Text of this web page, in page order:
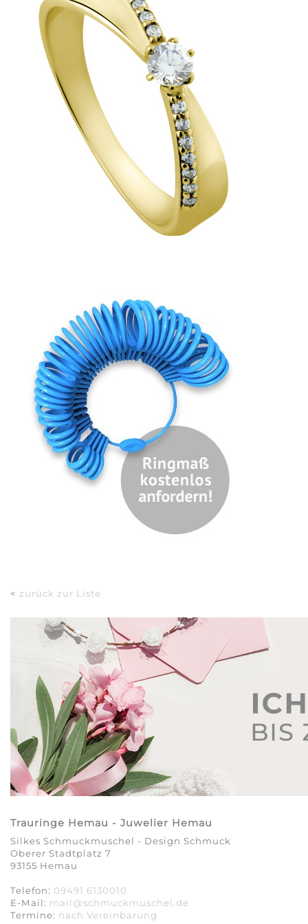
< zurück zur Liste
Trauringe Hemau - Juwelier Hemau
Silkes Schmuckmuschel - Design Schmuck
Oberer Stadtplatz 7
93155 Hemau
Telefon: 09491 6130010
E-Mail: mail@schmuckmuschel.de
Termine: nach Vereinbarung​​​​​​​